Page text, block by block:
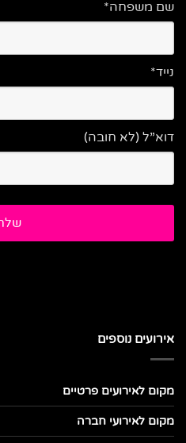
שם משפחה*
נייד*
דוא”ל (לא חובה)
אירועים נוספים
מקום לאירועים פרטיים
מקום לאירועי חברה